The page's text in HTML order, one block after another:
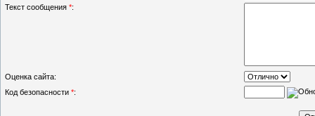
Текст сообщения *:
Оценка сайта:
Код безопасности *: